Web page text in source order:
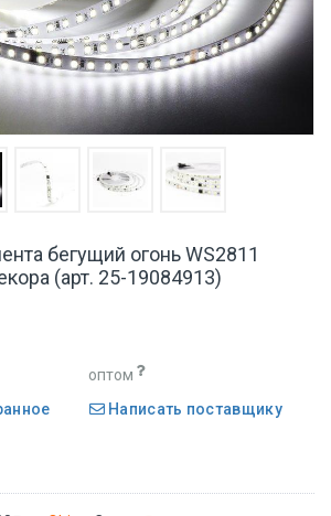
бегущий огонь WS2811
(арт. 25-19084913)
оптом
Написать поставщику